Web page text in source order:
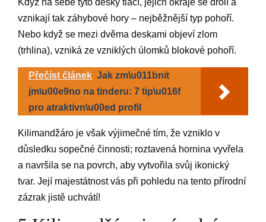
Když na sebe tyto desky tlačí, jejich okraje se drolí a
vznikají tak záhybové hory – nejběžnější typ pohoří.
Nebo když se mezi dvěma deskami objeví zlom
(trhlina), vzniká ze vzniklých úlomků blokové pohoří.
Přečíst článek Jak zm\u011bnit
jm\u00e9no na tinderu: 7 tip\u016f
pro atraktivn\u00ed profil
Kilimandžáro je však výjimečné tím, že vzniklo v
důsledku sopečné činnosti; roztavená hornina vyvřela
a navršila se na povrch, aby vytvořila svůj ikonický
tvar. Její majestátnost vás při pohledu na tento přírodní
zázrak jistě uchvátí!